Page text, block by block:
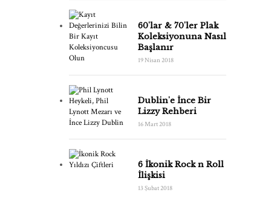
60'lar & 70'ler Plak
Koleksiyonuna Nasıl
Başlanır
19 Nisan 2018
Dublin'e İnce Bir
Lizzy Rehberi
16 Mart 2018
6 İkonik Rock n Roll
İlişkisi
13 Şubat 2018